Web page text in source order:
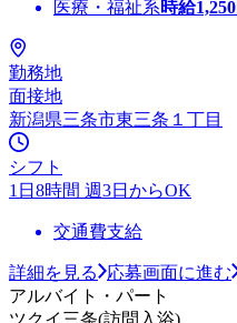
医療・福祉系時給1,250
勤務地
面接地
新潟県三条市東三条１丁目
シフト
1日8時間 週3日からOK
交通費支給
詳細を見る
応募画面に進む
アルバイト・パート
ツクイ三条(訪問入浴)